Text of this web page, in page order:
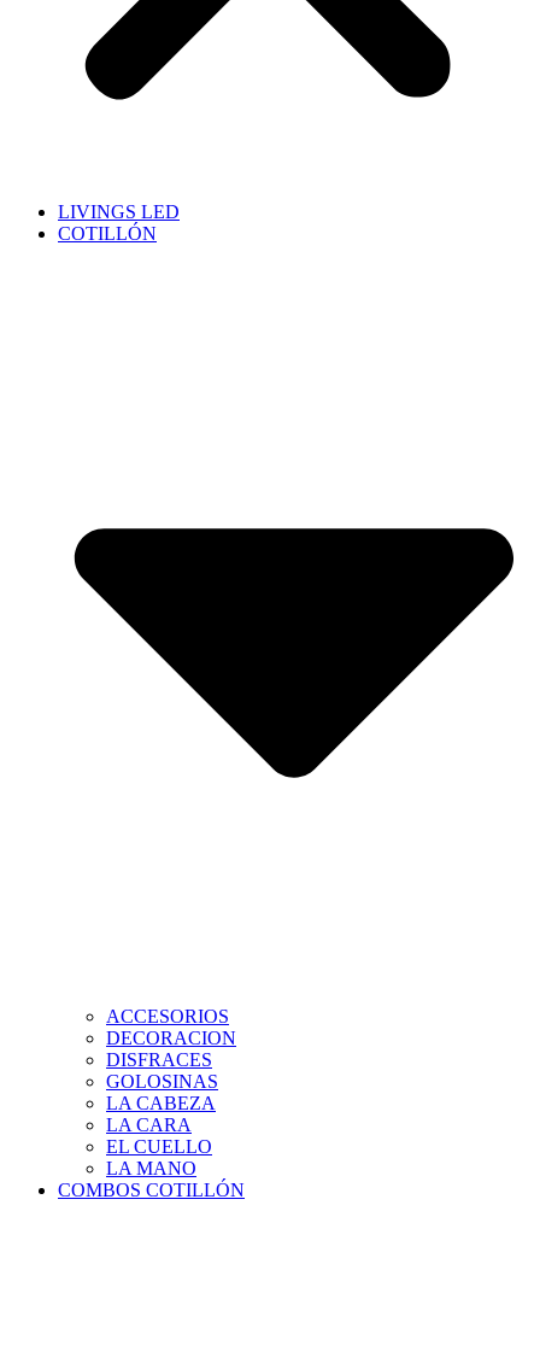
LIVINGS LED
COTILLÓN
ACCESORIOS
DECORACION
DISFRACES
GOLOSINAS
LA CABEZA
LA CARA
EL CUELLO
LA MANO
COMBOS COTILLÓN